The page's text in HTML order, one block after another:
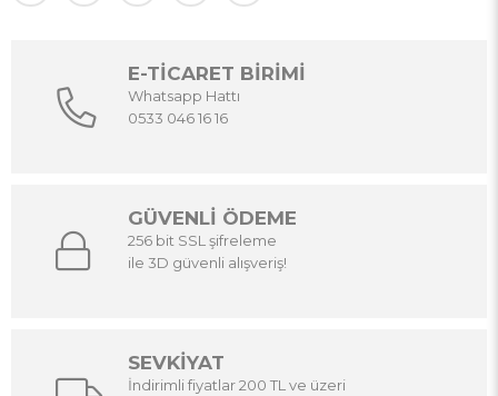
E-TİCARET BİRİMİ
Whatsapp Hattı
0533 046 16 16
GÜVENLİ ÖDEME
256 bit SSL şifreleme
ile 3D güvenli alışveriş!
SEVKİYAT
İndirimli fiyatlar 200 TL ve üzeri